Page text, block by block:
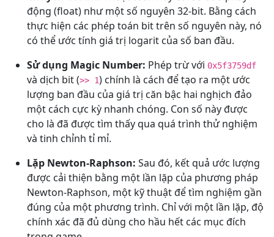
động (float) như một số nguyên 32-bit. Bằng cách
thực hiện các phép toán bit trên số nguyên này, nó
có thể ước tính giá trị logarit của số ban đầu.
Sử dụng Magic Number: Phép trừ với 0x5f3759df
và dịch bit (>> 1) chính là cách để tạo ra một ước
lượng ban đầu của giá trị căn bậc hai nghịch đảo
một cách cực kỳ nhanh chóng. Con số này được
cho là đã được tìm thấy qua quá trình thử nghiệm
và tinh chỉnh tỉ mỉ.
Lặp Newton-Raphson: Sau đó, kết quả ước lượng
được cải thiện bằng một lần lặp của phương pháp
Newton-Raphson, một kỹ thuật để tìm nghiệm gần
đúng của một phương trình. Chỉ với một lần lặp, độ
chính xác đã đủ dùng cho hầu hết các mục đích